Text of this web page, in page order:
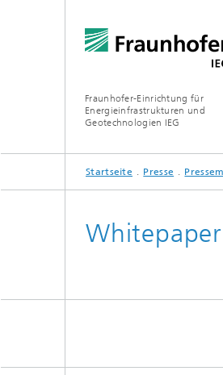
Fraunhofer-Einrichtung für
Energieinfrastrukturen und
Geotechnologien IEG
ÜBER UNS
GESCHÄFTSFELDER
FORSCHUNGSTHEMEN
INFRASTRUKTUR
Startseite Presse